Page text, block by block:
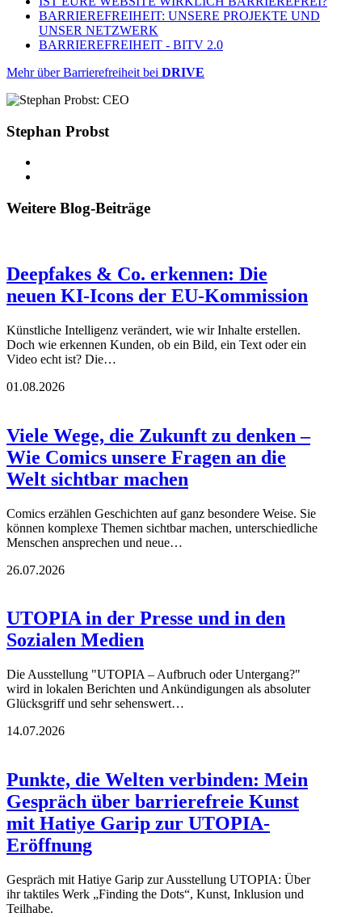
BARRIEREFREIHEIT: UNSERE PROJEKTE UND
UNSER NETZWERK
BARRIEREFREIHEIT - BITV 2.0
Mehr über Barrierefreiheit bei DRIVE
Stephan Probst
Weitere Blog-Beiträge
Deepfakes & Co. erkennen: Die
neuen KI-Icons der EU-Kommission
Künstliche Intelligenz verändert, wie wir Inhalte erstellen.
Doch wie erkennen Kunden, ob ein Bild, ein Text oder ein
Video echt ist? Die…
01.08.2026
Viele Wege, die Zukunft zu denken –
Wie Comics unsere Fragen an die
Welt sichtbar machen
Comics erzählen Geschichten auf ganz besondere Weise. Sie
können komplexe Themen sichtbar machen, unterschiedliche
Menschen ansprechen und neue…
26.07.2026
UTOPIA in der Presse und in den
Sozialen Medien
Die Ausstellung "UTOPIA – Aufbruch oder Untergang?"
wird in lokalen Berichten und Ankündigungen als absoluter
Glücksgriff und sehr sehenswert…
14.07.2026
Punkte, die Welten verbinden: Mein
Gespräch über barrierefreie Kunst
mit Hatiye Garip zur UTOPIA-
Eröffnung
Gespräch mit Hatiye Garip zur Ausstellung UTOPIA: Über
ihr taktiles Werk „Finding the Dots“, Kunst, Inklusion und
Teilhabe.